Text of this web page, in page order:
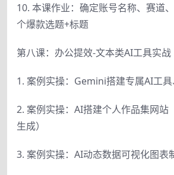
10. 本课作业：确定账号名称、赛道
个爆款选题+标题
第八课：办公提效-文本类AI工具实战
1. 案例实操：Gemini搭建专属AI工
2. 案例实操：AI搭建个人作品集网站
生成）
3. 案例实操：AI动态数据可视化图表